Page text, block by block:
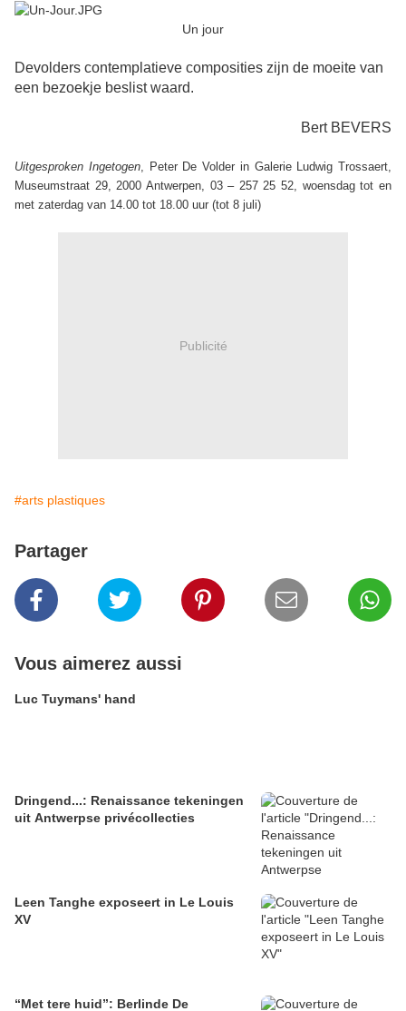
Un jour
Devolders contemplatieve composities zijn de moeite van
een bezoekje beslist waard.
Bert BEVERS
Uitgesproken Ingetogen, Peter De Volder in Galerie Ludwig Trossaert,
Museumstraat 29, 2000 Antwerpen, 03 – 257 25 52, woensdag tot en
met zaterdag van 14.00 tot 18.00 uur (tot 8 juli)
Publicité
#arts plastiques
Partager
Vous aimerez aussi
Luc Tuymans' hand
Dringend...: Renaissance tekeningen
uit Antwerpse privécollecties
Leen Tanghe exposeert in Le Louis
XV
“Met tere huid”: Berlinde De